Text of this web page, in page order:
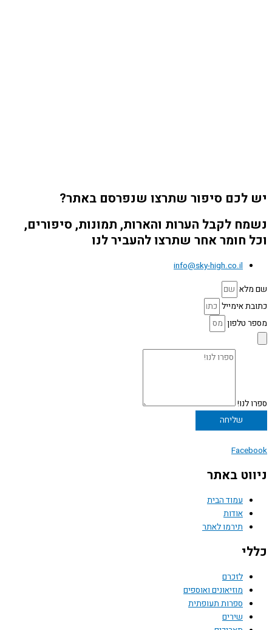
יש לכם סיפור שתרצו שנפרסם באתר?
נשמח לקבל הערות והארות, תמונות, סיפורים,
וכל חומר אחר שתרצו להעביר לנו
info@sky-high.co.il
שם מלא
כתובת אימייל
מספר טלפון
ספרו לנו!
שליחה
Facebook
ניווט באתר
עמוד הבית
אודות
תירמו לאתר
כללי
לזכרם
מוזיאונים ואוספים
ספרות תעופתית
שירים